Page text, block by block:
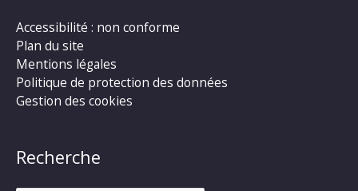
Accessibilité : non conforme
Plan du site
Mentions légales
Politique de protection des données
Gestion des cookies
Recherche